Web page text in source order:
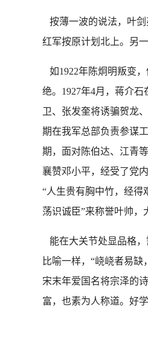
按薄一波的说法，叶剑
红军按原计划北上。另
如1922年陈炯明叛变
绝。1927年4月，蒋介
卫、张发奎将诱骗贺龙
期在我军总部负责参谋
期，面对陈伯达、江青
襄赞邓小平，经受了党
“人生贵有胸中竹，经得
荡识诚臣”来称誉叶帅，
能在大关节处显品格，
比喻一样，“峣峣者易
宋末年爱国名将宗泽的
富，也素为人称道。好